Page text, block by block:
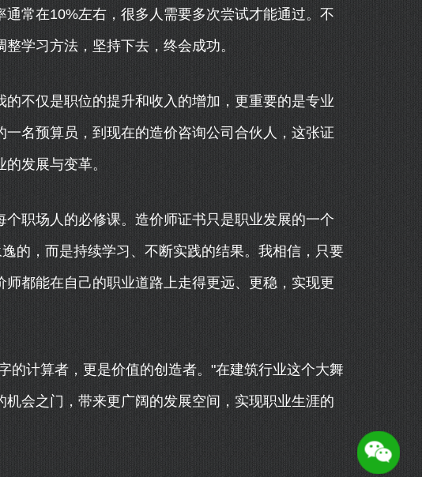
常在10%左右，很多人需要多次尝试才能通过。不
学习方法，坚持下去，终会成功。
不仅是职位的提升和收入的增加，更重要的是专业
名预算员，到现在的造价咨询公司合伙人，这张证
发展与变革。
职场人的必修课。造价师证书只是职业发展的一个
的，而是持续学习、不断实践的结果。我相信，只要
都能在自己的职业道路上走得更远、更稳，实现更
的计算者，更是价值的创造者。"在建筑行业这个大舞
会之门，带来更广阔的发展空间，实现职业生涯的